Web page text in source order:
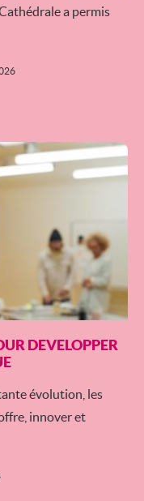
a permis
DEVELOPPER
évolution, les
innover et